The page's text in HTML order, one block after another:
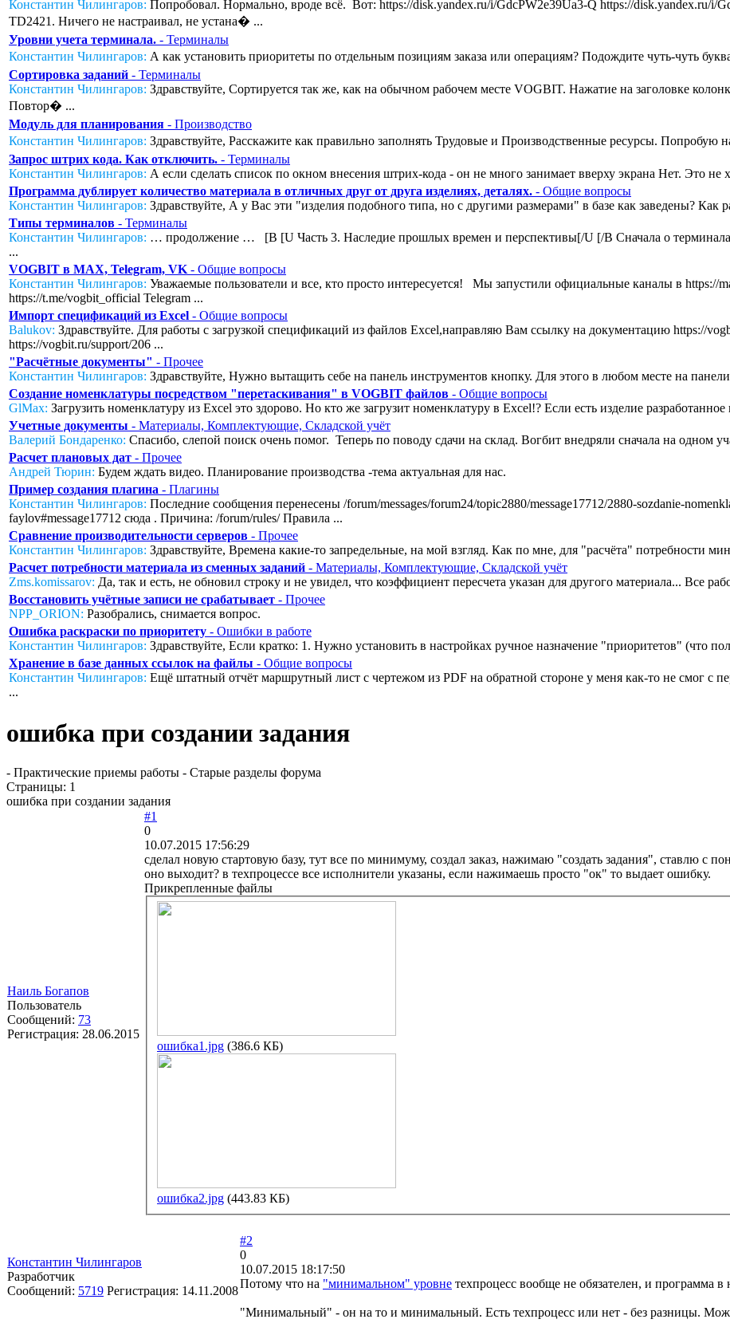
Константин Чилингаров: Попробовал. Нормально, вроде всё. Вот: https://disk.yandex.ru/i/GdcPW2e39Ua3-Q https://disk.yandex.ru/i/
TD2421. Ничего не настраивал, не устана� ...
Уровни учета терминала. - Терминалы
Константин Чилингаров: А как установить приоритеты по отдельным позициям заказа или операциям? Подождите чуть-чуть
Сортировка заданий - Терминалы
Константин Чилингаров: Здравствуйте, Сортируется так же, как на обычном рабочем месте VOGBIT. Нажатие на заголовке
Повтор� ...
Модуль для планирования - Производство
Константин Чилингаров: Здравствуйте, Расскажите как правильно заполнять Трудовые и Производственные ресурсы. Попробую
Запрос штрих кода. Как отключить. - Терминалы
Константин Чилингаров: А если сделать список по окном внесения штрих-кода - он не много занимает вверху экрана Нет. Это
Программа дублирует количество материала в отличных друг от друга изделиях, деталях. - Общие вопросы
Константин Чилингаров: Здравствуйте, А у Вас эти "изделия подобного типа, но с другими размерами" в базе как заведены? Как
Типы терминалов - Терминалы
Константин Чилингаров: … продолжение … [B [U Часть 3. Наследие прошлых времен и перспективы[/U [/B Сначала о
...
VOGBIT в MAX, Telegram, VK - Общие вопросы
Константин Чилингаров: Уважаемые пользователи и все, кто просто интересуется! Мы запустили официальные каналы в https://
https://t.me/vogbit_official Telegram ...
Импорт спецификаций из Excel - Общие вопросы
Balukov: Здравствуйте. Для работы с загрузкой спецификаций из файлов Excel,направляю Вам ссылку на документацию https://
https://vogbit.ru/support/206 ...
"Расчётные документы" - Прочее
Константин Чилингаров: Здравствуйте, Нужно вытащить себе на панель инструментов кнопку. Для этого в любом месте на
Создание номенклатуры посредством "перетаскивания" в VOGBIT файлов - Общие вопросы
GlMax: Загрузить номенклатуру из Excel это здорово. Но кто же загрузит номенклатуру в Excel!? Если есть изделие
Учетные документы - Материалы, Комплектующие, Складской учёт
Валерий Бондаренко: Спасибо, слепой поиск очень помог. Теперь по поводу сдачи на склад. Вогбит внедряли сначала на одном
Расчет плановых дат - Прочее
Андрей Тюрин: Будем ждать видео. Планирование производства -тема актуальная для нас.
Пример создания плагина - Плагины
Константин Чилингаров: Последние сообщения перенесены /forum/messages/forum24/topic2880/message17712/2880-sozdanie-
faylov#message17712 сюда . Причина: /forum/rules/ Правила ...
Сравнение производительности серверов - Прочее
Константин Чилингаров: Здравствуйте, Времена какие-то запредельные, на мой взгляд. Как по мне, для "расчёта" потребности
Расчет потребности материала из сменных заданий - Материалы, Комплектующие, Складской учёт
Zms.komissarov: Да, так и есть, не обновил строку и не увидел, что коэффициент пересчета указан для другого материала... Все
Восстановить учётные записи не срабатывает - Прочее
NPP_ORION: Разобрались, снимается вопрос.
Ошибка раскраски по приоритету - Ошибки в работе
Константин Чилингаров: Здравствуйте, Если кратко: 1. Нужно установить в настройках ручное назначение "приоритетов" (что
Хранение в базе данных ссылок на файлы - Общие вопросы
Константин Чилингаров: Ещё штатный отчёт маршрутный лист с чертежом из PDF на обратной стороне у меня как-то не смог с
...
ошибка при создании задания
- Практические приемы работы - Старые разделы форума
Страницы: 1
ошибка при создании задания
Наиль Богапов
Пользователь
Сообщений: 73
Регистрация: 28.06.2015
#1
0
10.07.2015 17:56:29
сделал новую стартовую базу, тут все по минимуму, создал заказ, нажимаю "создать задания", ставлю с
оно выходит? в техпроцессе все исполнители указаны, если нажимаешь просто "ок" то выдает ошибку.
Прикрепленные файлы
ошибка1.jpg (386.6 КБ)
ошибка2.jpg (443.83 КБ)
Константин Чилингаров
Разработчик
Сообщений: 5719 Регистрация: 14.11.2008
#2
0
10.07.2015 18:17:50
Потому что на "минимальном" уровне техпроцесс вообще не обязателен, и программа в
"Минимальный" - он на то и минимальный. Есть техпроцесс или нет - без разницы.